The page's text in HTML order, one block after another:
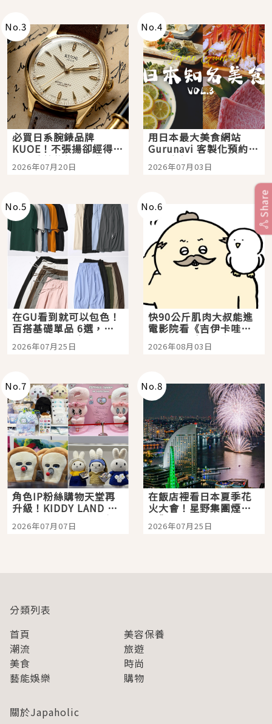
No.3
必買日系腕錶品牌
KUOE！不張揚卻經得起
時間洗鍊的經典之作五
選
2026年07月20日
No.4
用日本最大美食網站
Gurunavi 客製化預約九
大都市餐廳，打造專屬
美食體驗！
2026年07月03日
No.5
在GU看到就可以包色！
百搭基礎單品 6選，閉
眼全收也不心疼
2026年07月25日
No.6
快90公斤肌肉大叔能進
電影院看《吉伊卡哇》
嗎？日本重金屬樂團
「打首」會長與nagano
2026年08月03日
No.7
角色IP粉絲購物天堂再
升級！KIDDY LAND 原
宿店吉伊卡哇迎客，新
開幕 OMOKADO 店3分
2026年07月07日
No.8
在飯店裡看日本夏季花
火大會！星野集團煙火
景觀飯店6選，讓你不用
人擠人悠閒欣賞
2026年07月25日
Share
分類列表
首頁
美容保養
潮流
旅遊
美食
時尚
藝能娛樂
購物
關於Japaholic